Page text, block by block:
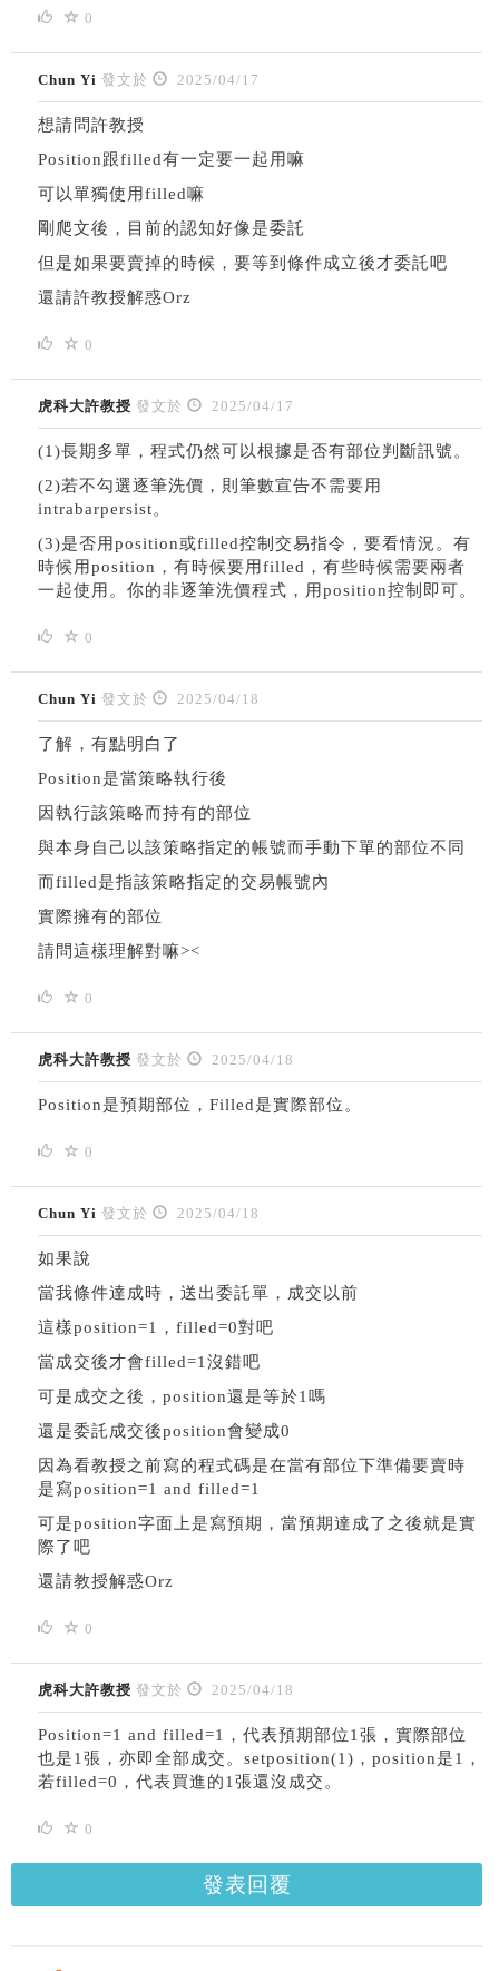
0
Chun Yi 發文於 2025/04/17
想請問許教授
Position跟filled有一定要一起用嘛
可以單獨使用filled嘛
剛爬文後，目前的認知好像是委託
但是如果要賣掉的時候，要等到條件成立後才委託吧
還請許教授解惑Orz
0
虎科大許教授 發文於 2025/04/17
(1)長期多單，程式仍然可以根據是否有部位判斷訊號。
(2)若不勾選逐筆洗價，則筆數宣告不需要用
intrabarpersist。
(3)是否用position或filled控制交易指令，要看情況。有
時候用position，有時候要用filled，有些時候需要兩者
一起使用。你的非逐筆洗價程式，用position控制即可。
0
Chun Yi 發文於 2025/04/18
了解，有點明白了
Position是當策略執行後
因執行該策略而持有的部位
與本身自己以該策略指定的帳號而手動下單的部位不同
而filled是指該策略指定的交易帳號內
實際擁有的部位
請問這樣理解對嘛><
0
虎科大許教授 發文於 2025/04/18
Position是預期部位，Filled是實際部位。
0
Chun Yi 發文於 2025/04/18
如果說
當我條件達成時，送出委託單，成交以前
這樣position=1，filled=0對吧
當成交後才會filled=1沒錯吧
可是成交之後，position還是等於1嗎
還是委託成交後position會變成0
因為看教授之前寫的程式碼是在當有部位下準備要賣時
是寫position=1 and filled=1
可是position字面上是寫預期，當預期達成了之後就是實
際了吧
還請教授解惑Orz
0
虎科大許教授 發文於 2025/04/18
Position=1 and filled=1，代表預期部位1張，實際部位
也是1張，亦即全部成交。setposition(1)，position是1，
若filled=0，代表買進的1張還沒成交。
0
發表回覆